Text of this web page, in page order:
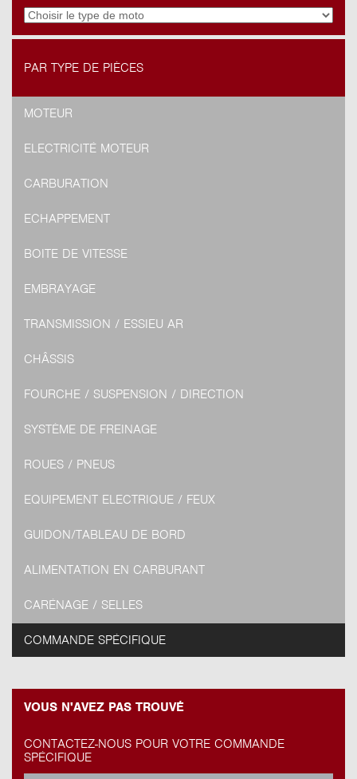
PAR TYPE DE PIÈCES
MOTEUR
ELECTRICITÉ MOTEUR
CARBURATION
ECHAPPEMENT
BOITE DE VITESSE
EMBRAYAGE
TRANSMISSION / ESSIEU AR
CHÂSSIS
FOURCHE / SUSPENSION / DIRECTION
SYSTÈME DE FREINAGE
ROUES / PNEUS
EQUIPEMENT ELECTRIQUE / FEUX
GUIDON/TABLEAU DE BORD
ALIMENTATION EN CARBURANT
CARÉNAGE / SELLES
COMMANDE SPÉCIFIQUE
VOUS N'AVEZ PAS TROUVÉ
CONTACTEZ-NOUS POUR VOTRE COMMANDE
SPÉCIFIQUE